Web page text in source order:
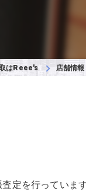
はReee's 店舗情報
定を行っていま